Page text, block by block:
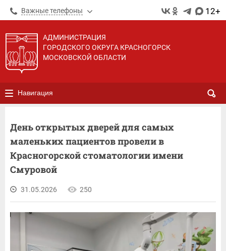
Важные телефоны 12+
АДМИНИСТРАЦИЯ
ГОРОДСКОГО ОКРУГА КРАСНОГОРСК
МОСКОВСКОЙ ОБЛАСТИ
Навигация
День открытых дверей для самых
маленьких пациентов провели в
Красногорской стоматологии имени
Смуровой
31.05.2026 250